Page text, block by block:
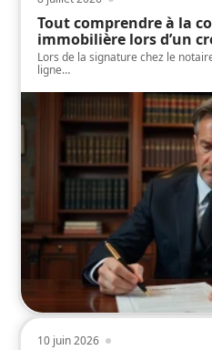
Tout comprendre à la
immobilière lors d’un
Lors de la signature chez le
ligne…
10 juin 2026